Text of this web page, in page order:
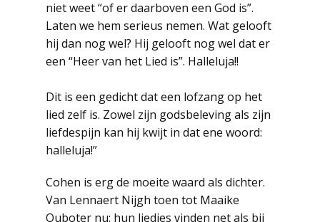
niet weet “of er daarboven een God is”.
Laten we hem serieus nemen. Wat gelooft
hij dan nog wel? Hij gelooft nog wel dat er
een “Heer van het Lied is”. Halleluja!!
Dit is een gedicht dat een lofzang op het
lied zelf is. Zowel zijn godsbeleving als zijn
liefdespijn kan hij kwijt in dat ene woord:
halleluja!”
Cohen is erg de moeite waard als dichter.
Van Lennaert Nijgh toen tot Maaike
Ouboter nu: hun liedjes vinden net als bij